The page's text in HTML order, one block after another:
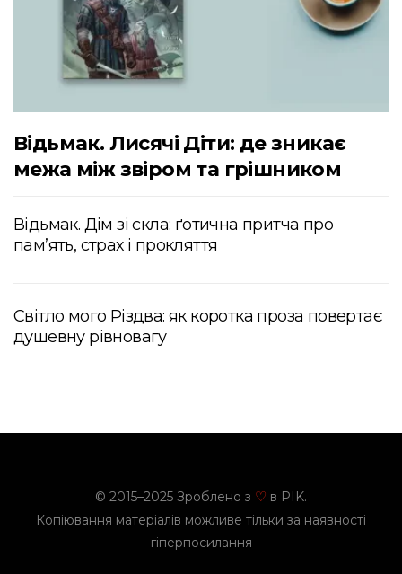
Відьмак. Лисячі Діти: де зникає
межа між звіром та грішником
Відьмак. Дім зі скла: ґотична притча про
пам’ять, страх і прокляття
Світло мого Різдва: як коротка проза повертає
душевну рівновагу
© 2015–2025 Зроблено з ♡ в PIK.
Копіювання матеріалів можливе тільки за наявності
гіперпосилання